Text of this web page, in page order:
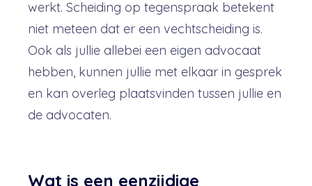
werkt. Scheiding op tegenspraak betekent
niet meteen dat er een vechtscheiding is.
Ook als jullie allebei een eigen advocaat
hebben, kunnen jullie met elkaar in gesprek
en kan overleg plaatsvinden tussen jullie en
de advocaten.
Wat is een eenzijdige